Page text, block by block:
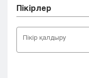
Пікірлер